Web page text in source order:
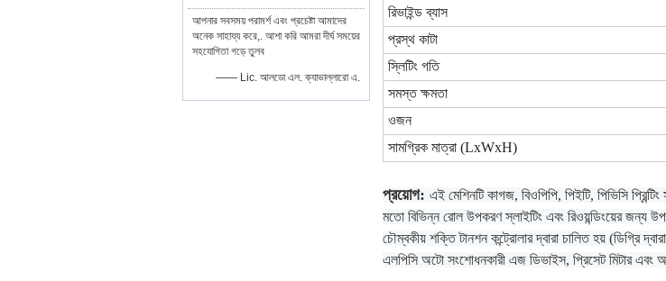
আপনার সবসময় পরামর্শ এবং প্রচেষ্টা আমাদের
অনেক সাহায্য করে,. আশা করি আমরা দীর্ঘ সময়ের
সহযোগিতা গড়ে তুলব
—— Lic. আলডো এল. ক্যাভাল্লারো এ.
রিভাইন্ড ব্যাস
প্রস্থ কাটা
স্লিটিং গতি
সমস্ত ক্ষমতা
ওজন
সামগ্রিক মাত্রা (LxWxH)
প্রয়োগ: এই মেশিনটি কাগজ, বিওপিপি, পিইটি, পিভিসি
মতো বিভিন্ন রোল উপকরণ স্লাইটিং এবং রিওয়ন্ডিংয়ের জন্য
চৌম্বকীয় শক্তি টানশন কন্ট্রোলার দ্বারা চালিত হয় (ডিগ্রি
এলপিসি অটো সংশোধনকারী এজ ডিভাইস, প্রিসেট মিটার এবং